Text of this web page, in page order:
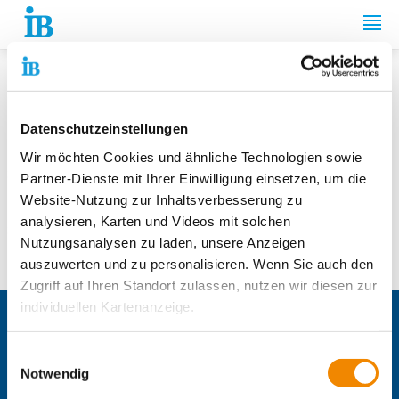
Datenschutzeinstellungen
Wir möchten Cookies und ähnliche Technologien sowie
Partner-Dienste mit Ihrer Einwilligung einsetzen, um die
Website-Nutzung zur Inhaltsverbesserung zu
analysieren, Karten und Videos mit solchen
Nutzungsanalysen zu laden, unsere Anzeigen
auszuwerten und zu personalisieren. Wenn Sie auch den
Zugriff auf Ihren Standort zulassen, nutzen wir diesen zur
individuellen Kartenanzeige.
unsere Partner Daten wie Ihre IP-Adresse und
verarbeiten diese zusammen mit Daten von anderen
Notwendig
Springe zum Inhalt
Seite nicht gefunden
Die von Ihnen gewählte Seite ist derzeit leider nicht verfügbar.
Sie können versuchen, die von Ihnen gewünschte Information
über unsere Suche auf der Startseite zu finden.
Sollten Sie weitere Fragen, Anmerkungen oder Anregungen
haben, stehen wir Ihnen gerne per E-Mail unter
info@internationaler-bund.dezur Verfügung.
IB Berlin-Brandenburg
IB Catering Neuenhagen